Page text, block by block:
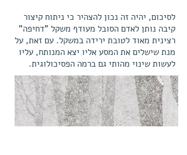
לסיכום, יהיה זה נכון להצהיר כי ניתוח קיצור
קיבה נותן לאדם הסובל מעודף משקל "דחיפה"
רצינית מאוד לטובת ירידה במשקל. עם זאת, על
מנת שישלים את המסע אליו יצא המנותח, עליו
לעשות שינוי מהותי גם ברמה הפסיכולוגית.